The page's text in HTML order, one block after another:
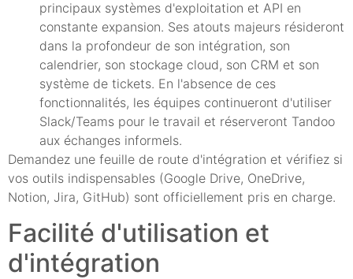
principaux systèmes d'exploitation et API en
constante expansion. Ses atouts majeurs résideront
dans la profondeur de son intégration, son
calendrier, son stockage cloud, son CRM et son
système de tickets. En l'absence de ces
fonctionnalités, les équipes continueront d'utiliser
Slack/Teams pour le travail et réserveront Tandoo
aux échanges informels.
Demandez une feuille de route d'intégration et vérifiez si
vos outils indispensables (Google Drive, OneDrive,
Notion, Jira, GitHub) sont officiellement pris en charge.
Facilité d'utilisation et
d'intégration